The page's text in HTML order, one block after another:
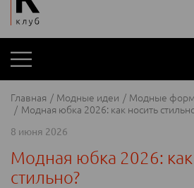
Главная Модные идеи
Модные
Модная юбка 2026: как носить
8 июня 2026
Модная юбка 2026: как
стильно?